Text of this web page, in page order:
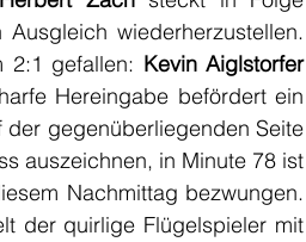
wiederherzustellen.
2:1 gefallen:
Kevin Aiglstorfer
Hereingabe befördert ein
gegenüberliegenden Seite
auszeichnen, in Minute 78 ist
Nachmittag bezwungen.
der quirlige Flügelspieler mit